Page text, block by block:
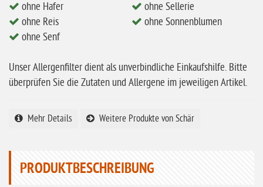
ohne Sesam
ohne Lupinen
ohne Buchweizen
ohne Knoblauch
glutenfrei
ohne Hafer
ohne Reis
ohne Senf
ohne Sellerie
ohne Sonnenblumen
Unser Allergenfilter dient als unverbindliche Einkaufshilfe. Bitte
überprüfen Sie die Zutaten und Allergene im jeweiligen Artikel.
Mehr Details Weitere Produkte von Schär
PRODUKTBESCHREIBUNG